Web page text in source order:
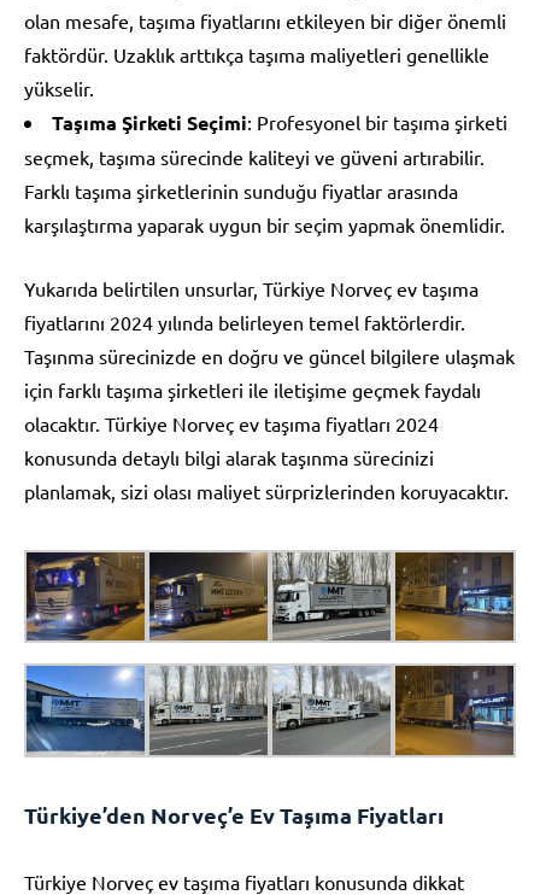
olan mesafe, taşıma fiyatlarını etkileyen bir diğer önemli
faktördür. Uzaklık arttıkça taşıma maliyetleri genellikle
yükselir.
Taşıma Şirketi Seçimi: Profesyonel bir taşıma şirketi
seçmek, taşıma sürecinde kaliteyi ve güveni artırabilir.
Farklı taşıma şirketlerinin sunduğu fiyatlar arasında
karşılaştırma yaparak uygun bir seçim yapmak önemlidir.
Yukarıda belirtilen unsurlar, Türkiye Norveç ev taşıma
fiyatlarını 2024 yılında belirleyen temel faktörlerdir.
Taşınma sürecinizde en doğru ve güncel bilgilere ulaşmak
için farklı taşıma şirketleri ile iletişime geçmek faydalı
olacaktır. Türkiye Norveç ev taşıma fiyatları 2024
konusunda detaylı bilgi alarak taşınma sürecinizi
planlamak, sizi olası maliyet sürprizlerinden koruyacaktır.
Türkiye’den Norveç’e Ev Taşıma Fiyatları
Türkiye Norveç ev taşıma fiyatları konusunda dikkat